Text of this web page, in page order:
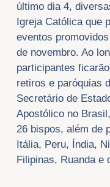
último dia 4,
Igreja Católica que
eventos
de novembro. Ao
participantes
retiros e paróquias
Secretário de
Apostólico no
26 bispos, além de
Itália, Peru, Índia,
Filipinas, Ruanda e